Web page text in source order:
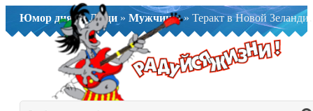
Юмор дня..»Люди » Мужчины» Теракт в Новой Зеландии: массовая стрельба в мечетях в городе Крайстчерч (5 фото + видео)